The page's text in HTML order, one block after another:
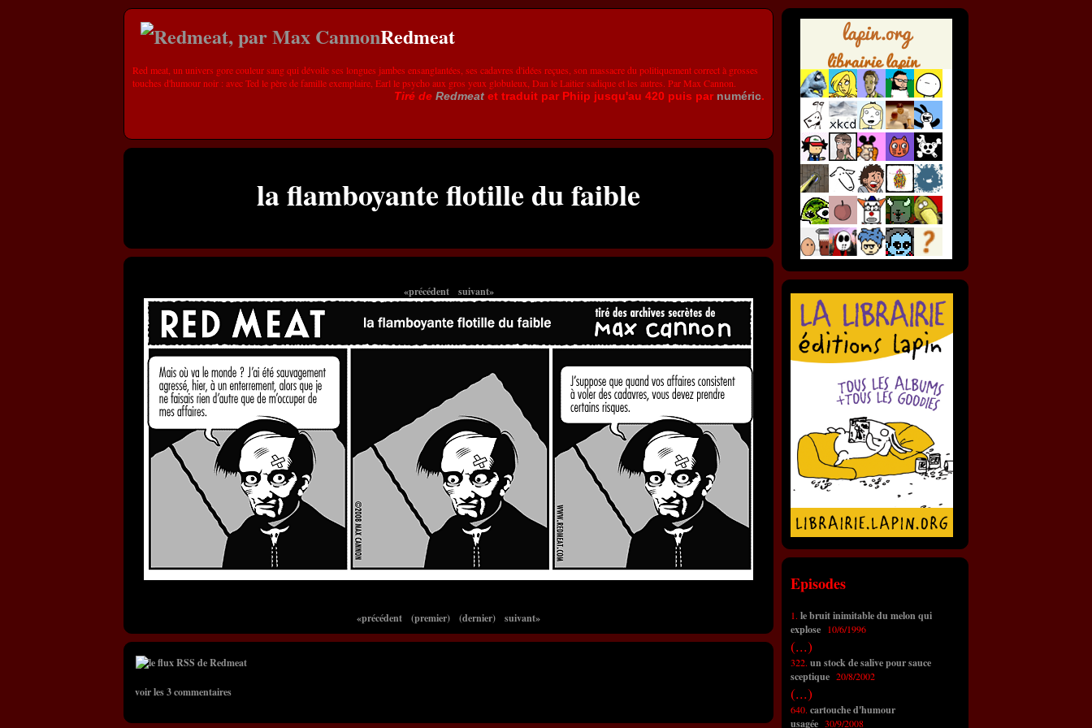
Redmeat
Red meat, un univers gore couleur sang qui dévoile ses longues jambes ensanglantées, ses cadavres d'idées reçues, son massacre du politiquement correct à grosses
touches d'humour noir : avec Ted le père de famille exemplaire, Earl le psycho aux gros yeux globuleux, Dan le Laitier sadique et les autres. Par Max Cannon.
Tiré de Redmeat et traduit par Phiip jusqu'au 420 puis par numéric.
la flamboyante flotille du faible
«précédent suivant»
«précédent (premier) (dernier) suivant»
voir les 3 commentaires
Episodes
1. le bruit inimitable du melon qui
explose 10/6/1996
(...)
322. un stock de salive pour sauce
sceptique 20/8/2002
(...)
640. cartouche d'humour
usagée 30/9/2008